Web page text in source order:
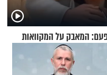
המאבק על המקוואות